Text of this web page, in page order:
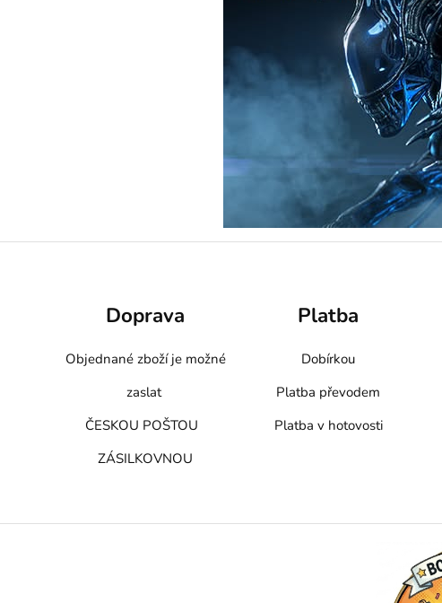
Doprava
Objednané zboží je možné
zaslat
ČESKOU POŠTOU
ZÁSILKOVNOU
Platba
Dobírkou
Platba převodem
Platba v hotovosti